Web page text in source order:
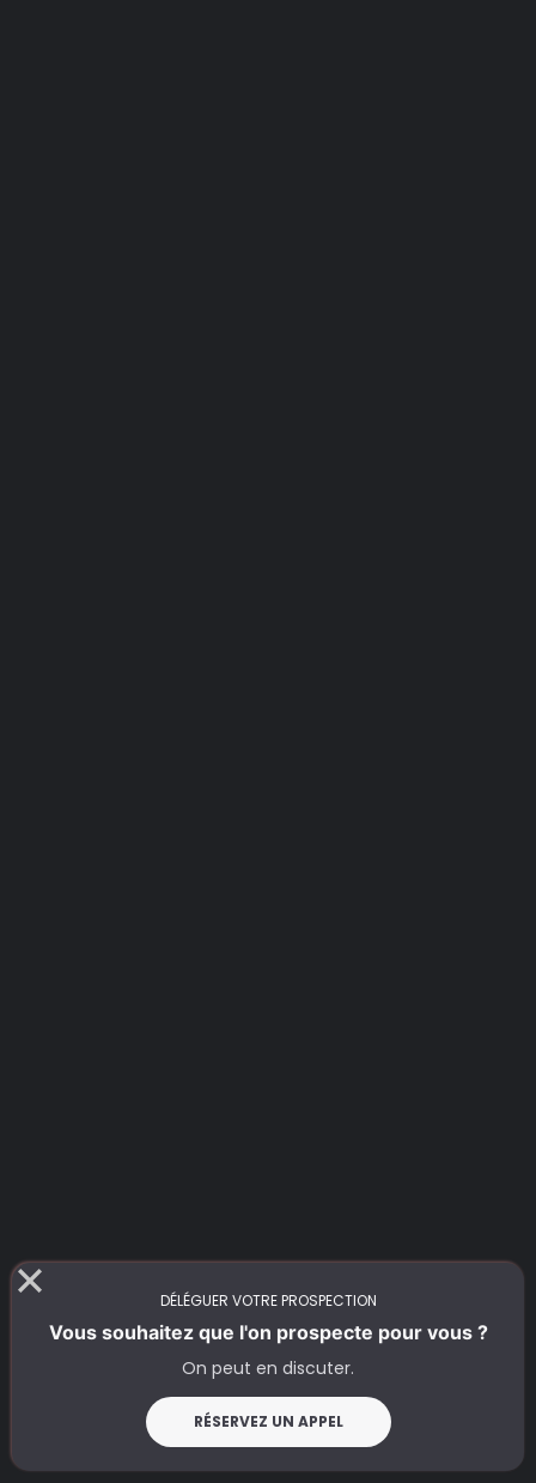
DÉLÉGUER VOTRE PROSPECTION
Vous souhaitez que l'on prospecte pour vous ?
On peut en discuter.
RÉSERVEZ UN APPEL